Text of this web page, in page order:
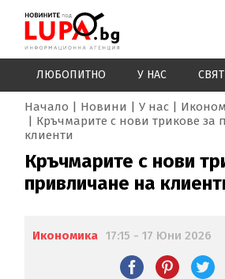
ЛЮБОПИТНО У НАС СВЯТ
Начало Новини У нас
Кръчмарите с нови трикове за
клиенти
Кръчмарите с нови
привличане на
Икономика 17:15 - 17 Юни 2026